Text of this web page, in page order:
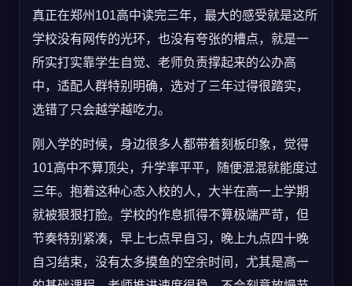
真正在郑州101高中读完三年，最大的感受就是这所
学校没有网传的光环，也没有夸张的槽点，就是一
所实打实靠学生自觉、老师负责撑起来的公办高
中，适配人群特别明确，选对了三年过得很踏实，
选错了只会越学越吃力。
刚入学的时候，身边很多人都带着刻板印象，觉得
101高中不算顶尖，升学率平平，随便混混就能度过
三年。抱着这种心态入校的人，大半在高一上学期
就被狠狠打脸。学校的作息抓得不算极端严苛，但
节奏特别紧凑，早上七点早自习，晚上九点四十晚
自习结束，没有太多摸鱼的空余时间，尤其是高一